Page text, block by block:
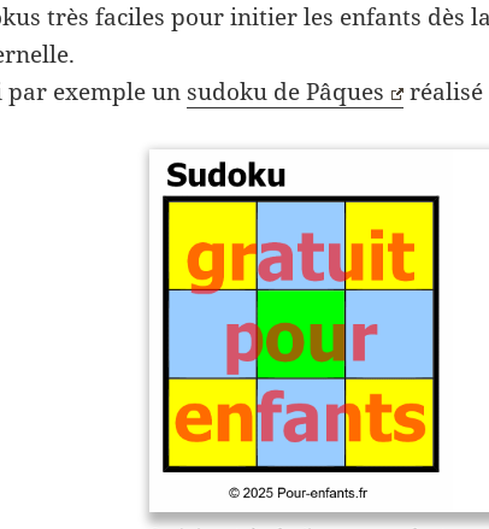
très faciles pour initier les enfants dès
par exemple un sudoku de Pâques réalisé